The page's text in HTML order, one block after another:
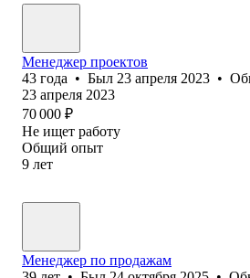
Менеджер проектов
43 года • Был 23 апреля 2023 •
23 апреля 2023
70 000 ₽
Не ищет работу
Общий опыт
9 лет
Менеджер по продажам